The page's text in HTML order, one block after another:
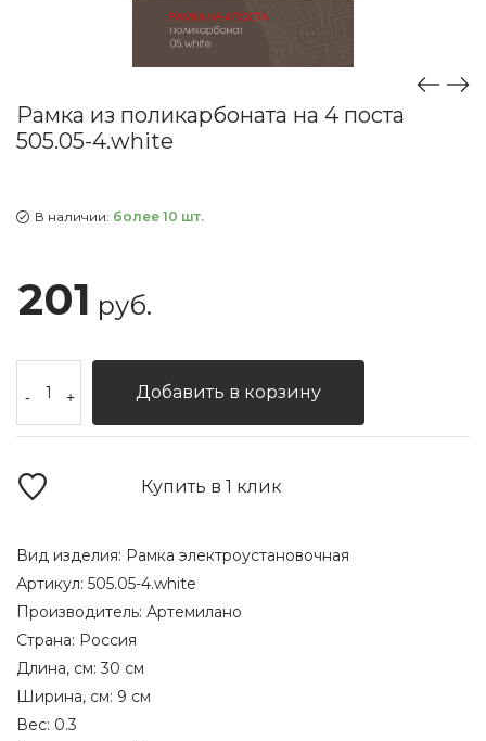
Рамка из поликарбоната на 4 поста
505.05-4.white
В наличии: более 10 шт.
201 руб.
- + Добавить в корзину
Купить в 1 клик
Вид изделия: Рамка электроустановочная
Артикул: 505.05-4.white
Производитель: Артемилано
Страна: Россия
Длина, см:30 см
Ширина, см: 9 см
Вес: 0.3